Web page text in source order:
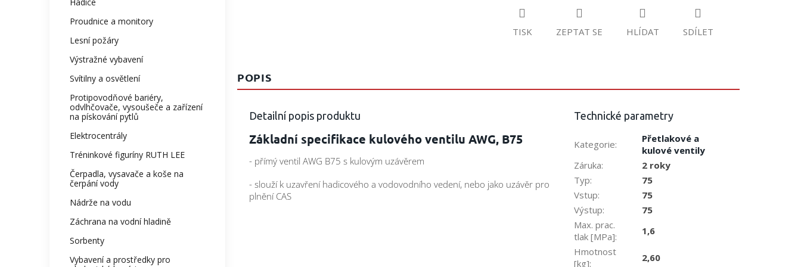
Proudnice a monitory
Lesní požáry
Výstražné vybavení
Svítilny a osvětlení
Protipovodňové bariéry,
odvlhčovače, vysoušeče a zařízení
na pískování pytlů
Elektrocentrály
Tréninkové figuríny RUTH LEE
Čerpadla, vysavače a koše na
čerpání vody
Nádrže na vodu
Záchrana na vodní hladině
Sorbenty
Vybavení a prostředky pro
TISK ZEPTAT SE HLÍDAT SDÍLET
POPIS
Detailní popis produktu
Základní specifikace kulového ventilu AWG, B75
- přímý ventil AWG B75 s kulovým uzávěrem
- slouží k uzavření hadicového a vodovodního vedení, nebo jako uzávěr pro
plnění CAS
Technické parametry
Kategorie:
Přetlakové a
kulové ventily
Záruka:
2 roky
Typ:
75
Vstup:
75
Výstup:
75
Max. prac.
tlak [MPa]:
1,6
Hmotnost
[kg]: 2,60